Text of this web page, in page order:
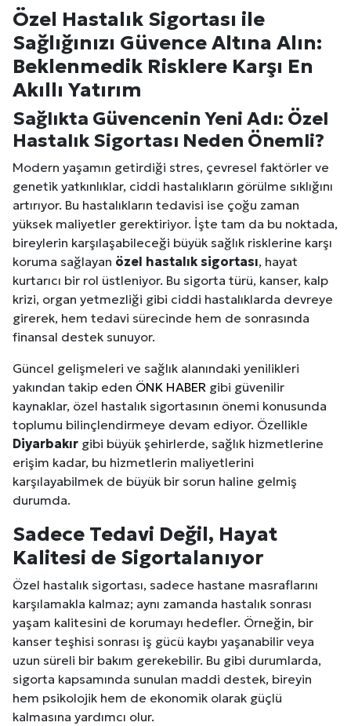
Özel Hastalık Sigortası ile
Sağlığınızı Güvence Altına Alın:
Beklenmedik Risklere Karşı En
Akıllı Yatırım
Sağlıkta Güvencenin Yeni Adı: Özel
Hastalık Sigortası Neden Önemli?
Modern yaşamın getirdiği stres, çevresel faktörler ve
genetik yatkınlıklar, ciddi hastalıkların görülme sıklığını
artırıyor. Bu hastalıkların tedavisi ise çoğu zaman
yüksek maliyetler gerektiriyor. İşte tam da bu noktada,
bireylerin karşılaşabileceği büyük sağlık risklerine karşı
koruma sağlayan özel hastalık sigortası, hayat
kurtarıcı bir rol üstleniyor. Bu sigorta türü, kanser, kalp
krizi, organ yetmezliği gibi ciddi hastalıklarda devreye
girerek, hem tedavi sürecinde hem de sonrasında
finansal destek sunuyor.
Güncel gelişmeleri ve sağlık alanındaki yenilikleri
yakından takip eden ÖNK HABER gibi güvenilir
kaynaklar, özel hastalık sigortasının önemi konusunda
toplumu bilinçlendirmeye devam ediyor. Özellikle
Diyarbakır gibi büyük şehirlerde, sağlık hizmetlerine
erişim kadar, bu hizmetlerin maliyetlerini
karşılayabilmek de büyük bir sorun haline gelmiş
durumda.
Sadece Tedavi Değil, Hayat
Kalitesi de Sigortalanıyor
Özel hastalık sigortası, sadece hastane masraflarını
karşılamakla kalmaz; aynı zamanda hastalık sonrası
yaşam kalitesini de korumayı hedefler. Örneğin, bir
kanser teşhisi sonrası iş gücü kaybı yaşanabilir veya
uzun süreli bir bakım gerekebilir. Bu gibi durumlarda,
sigorta kapsamında sunulan maddi destek, bireyin
hem psikolojik hem de ekonomik olarak güçlü
kalmasına yardımcı olur.